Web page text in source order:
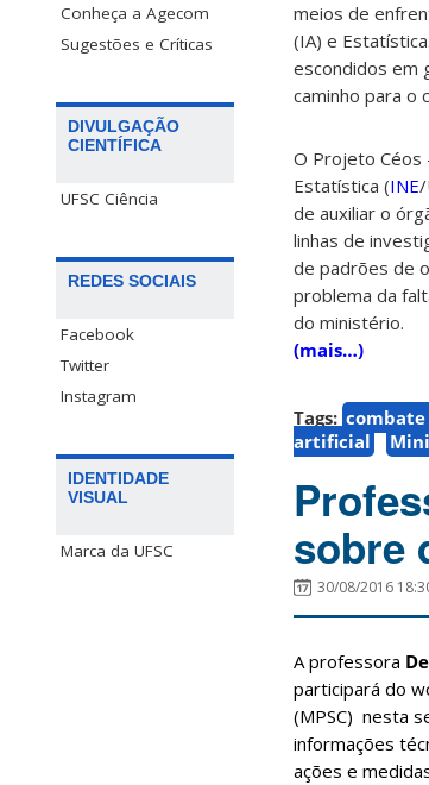
Conheça a Agecom
Sugestões e Críticas
DIVULGAÇÃO
CIENTÍFICA
UFSC Ciência
REDES SOCIAIS
Facebook
Twitter
Instagram
IDENTIDADE
VISUAL
Marca da UFSC
meios de
(IA) e
escondidos em
caminho para o
O Projeto Céos
Estatística (INE/
de auxiliar o
linhas de
de padrões de
problema da
do ministério.
(mais…)
Tags:
artificial
sobre
30/08/2016
A professora
participará do
(MPSC) nesta
informações
ações e